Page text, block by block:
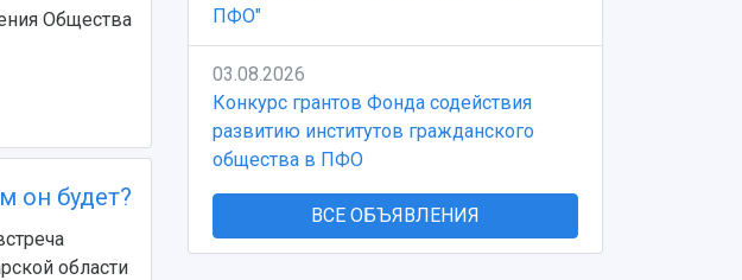
Общества
он будет?
области
ПФО"
03.08.2026
Конкурс грантов Фонда содействия
развитию институтов гражданского
общества в ПФО
ВСЕ ОБЪЯВЛЕНИЯ